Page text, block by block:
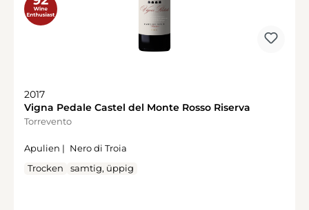
2017
Vigna Pedale Castel del Monte Rosso Riserva
Torrevento
Apulien | Nero di Troia
Trocken
samtig, üppig